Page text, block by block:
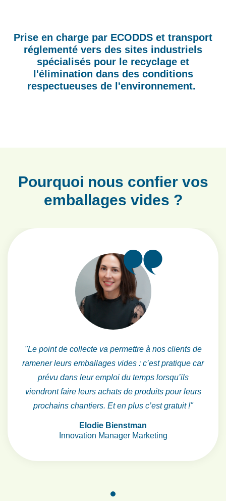
Prise en charge par ECODDS et transport
réglementé vers des sites industriels
spécialisés pour le recyclage et
l'élimination dans des conditions
respectueuses de l'environnement.
Pourquoi nous confier vos
emballages vides ?
"Le point de collecte va permettre à nos clients de
ramener leurs emballages vides : c’estpratique car
prévu dans leur emploi du temps lorsqu’ils
viendrontfaire leurs achats de produits pour leurs
prochains chantiers. Et en plus c’estgratuit!"
Elodie Bienstman
Innovation Manager Marketing